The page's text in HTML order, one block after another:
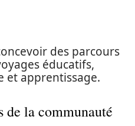
des parcours
éducatifs,
et apprentissage.
de la communauté